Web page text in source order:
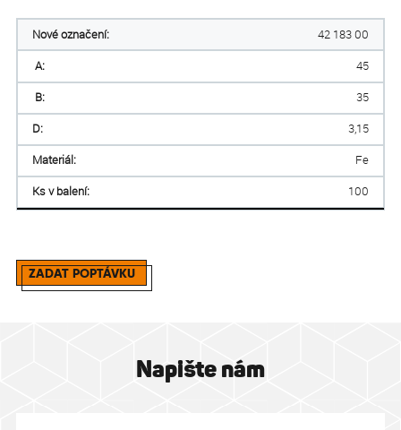
Nové označení: 42 183 00
A: 45
B: 35
D: 3,15
Materiál: Fe
Ks v balení: 100
ZADAT POPTÁVKU
Napište nám